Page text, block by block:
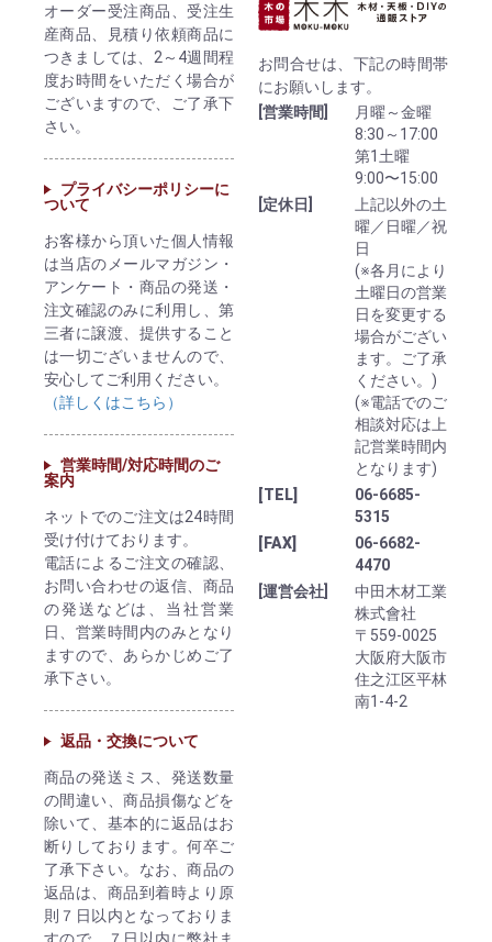
オーダー受注商品、受注生
産商品、見積り依頼商品に
つきましては、2～4週間程
度お時間をいただく場合が
ございますので、ご了承下
さい。
プライバシーポリシーに
ついて
お客様から頂いた個人情報
は当店のメールマガジン・
アンケート・商品の発送・
注文確認のみに利用し、第
三者に譲渡、提供すること
は一切ございませんので、
安心してご利用ください。
（詳しくはこちら）
営業時間/対応時間のご
案内
ネットでのご注文は24時間
受け付けております。
電話によるご注文の確認、
お問い合わせの返信、商品
の発送などは、当社営業
日、営業時間内のみとなり
ますので、あらかじめご了
承下さい。
返品・交換について
商品の発送ミス、発送数量
の間違い、商品損傷などを
除いて、基本的に返品はお
断りしております。何卒ご
了承下さい。なお、商品の
返品は、商品到着時より原
則７日以内となっておりま
すので、７日以内に弊社ま
お問合せは、下記の時間帯
にお願いします。
[営業時間]
月曜～金曜
8:30～17:00
第1土曜
9:00〜15:00
[定休日]
上記以外の土
曜／日曜／祝
日
(※各月により
土曜日の営業
日を変更する
場合がござい
ます。ご了承
ください。)
(※電話でのご
相談対応は上
記営業時間内
となります)
[TEL]
06-6685-
5315
[FAX]
06-6682-
4470
[運営会社]
中田木材工業
株式會社
〒559-0025
大阪府大阪市
住之江区平林
南1-4-2